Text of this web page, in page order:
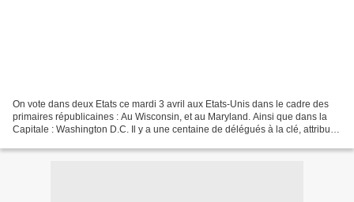
On vote dans deux Etats ce mardi 3 avril aux Etats-Unis dans le cadre des
primaires républicaines : Au Wisconsin, et au Maryland. Ainsi que dans la
Capitale : Washington D.C. Il y a une centaine de délégués à la clé, attribués